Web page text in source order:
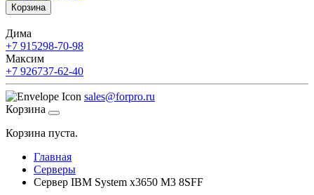
Корзина
Дима
+7 915298-70-98
Максим
+7 926737-62-40
sales@forpro.ru
Корзина
Корзина пуста.
Главная
Серверы
Сервер IBM System x3650 M3 8SFF